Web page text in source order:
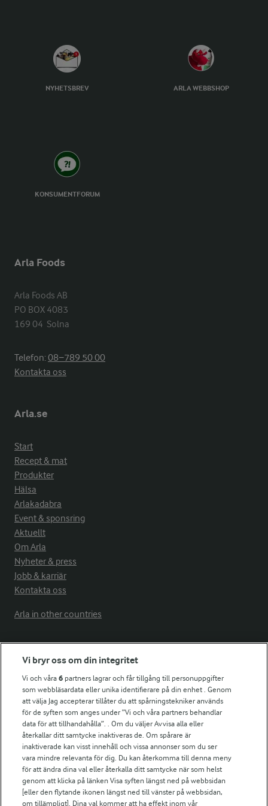
NYHETSBREV ARLA WEBBSHOP
KONSUMENTFORUM
Arla Foods
Arla Foods AB
PO BOX 4083
169 04  Solna
Telefon:08−789 50 00
Kontakta oss
Arla.se
Start
Recept & mat
Produkter
Hälsa
Arlakadabra
Event & sponsring
Aktuellt
Om Arla
Nyheter & press
Jobb & karriär
Kontakta oss
Arla in other countries
Fler Arlasajter
För ägare
Arlas kundportal
Arla.com
Falbygdens Ost
Arla webbshop
Bildbank
Vi bryr oss om din integritet
Vi och våra6 partners lagrar och får tillgång till personuppgifter
som webbläsardata eller unika identifierare på din enhet . Genom
att välja Jag accepterar tillåter du att spårningstekniker används
för de syften som anges under ”Vi och våra partners behandlar
data för att tillhandahålla”. . Om du väljer Avvisa alla eller
återkallar ditt samtycke inaktiveras de. Om spårare är
inaktiverade kan visst innehåll och vissa annonser som du ser
vara mindre relevanta för dig. Du kan återkomma till denna meny
för att ändra dina val eller återkalla ditt samtycke när som helst
genom att klicka på länken Visa syften längst ned på webbsidan
[eller den flytande ikonen längst ned till vänster på webbsidan,
om tillämpligt]. Dina val kommer att ha effekt inom vår